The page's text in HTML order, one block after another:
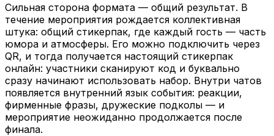
Сильная сторона формата — общий результат. В
течение мероприятия рождается коллективная
штука: общий стикерпак, где каждый гость — часть
юмора и атмосферы. Его можно подключить через
QR, и тогда получается настоящий стикерпак
онлайн: участники сканируют код и буквально
сразу начинают использовать набор. Внутри чатов
появляется внутренний язык события: реакции,
фирменные фразы, дружеские подколы — и
мероприятие неожиданно продолжается после
финала.